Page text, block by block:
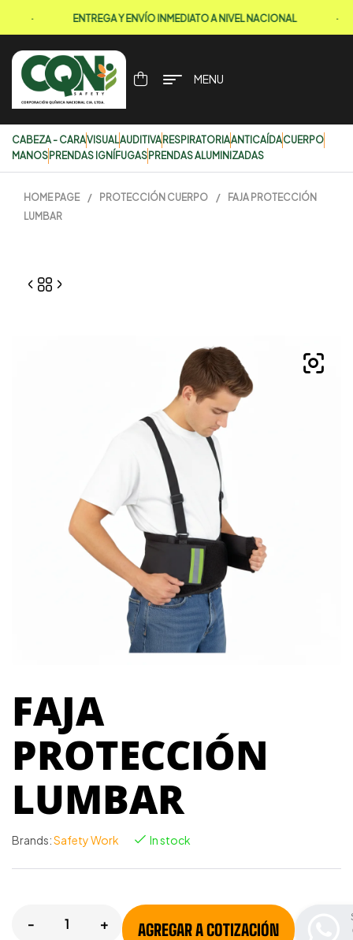
ENTREGA Y ENVÍO INMEDIATO A NIVEL NACIONAL
MENU
CABEZA - CARAVISUALAUDITIVA RESPIRATORIAANTICAÍDACUERPO
MANOS PRENDAS IGNÍFUGAS PRENDAS ALUMINIZADAS
HOME PAGE / PROTECCIÓN CUERPO /
FAJA PROTECCIÓN
LUMBAR
FAJA
PROTECCIÓN
LUMBAR
Brands:Safety Work In stock
- + AGREGAR A COTIZACIÓN